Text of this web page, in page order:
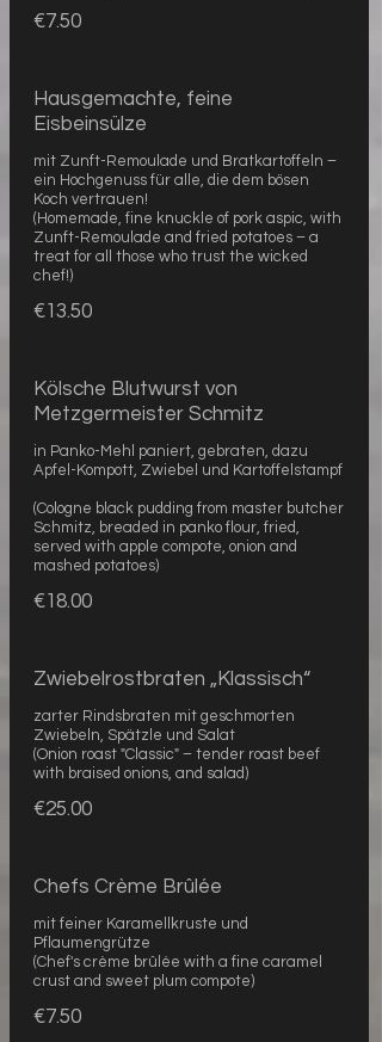
€7.50
Hausgemachte, feine
Eisbeinsülze
mit Zunft-Remoulade und Bratkartoffeln –
ein Hochgenuss für alle, die dem bösen
Koch vertrauen!
(Homemade, fine knuckle of pork aspic, with
Zunft-Remoulade and fried potatoes – a
treat for all those who trust the wicked
chef!)
€13.50
Kölsche Blutwurst von
Metzgermeister Schmitz
in Panko-Mehl paniert, gebraten, dazu
Apfel-Kompott, Zwiebel und Kartoffelstampf
(Cologne black pudding from master butcher
Schmitz, breaded in panko flour, fried,
served with apple compote, onion and
mashed potatoes)
€18.00
Zwiebelrostbraten „Klassisch“
zarter Rindsbraten mit geschmorten
Zwiebeln, Spätzle und Salat
(Onion roast "Classic" – tender roast beef
with braised onions, and salad)
€25.00
Chefs Crème Brûlée
mit feiner Karamellkruste und
Pflaumengrütze
(Chef's crème brûlée with a fine caramel
crust and sweet plum compote)
€7.50